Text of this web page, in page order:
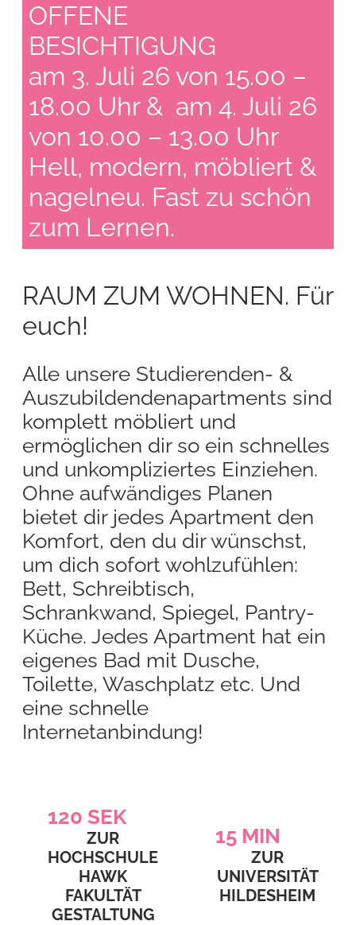
OFFENE
BESICHTIGUNG
am 3. Juli 26 von 15.00 –
18.00 Uhr & am 4. Juli 26
von 10.00 – 13.00 Uhr
Hell, modern, möbliert &
nagelneu. Fast zu schön
zum Lernen.
RAUM ZUM WOHNEN. Für
euch!
Alle unsere Studierenden- &
Auszubildendenapartments sind
komplett möbliert und
ermöglichen dir so ein schnelles
und unkompliziertes Einziehen.
Ohne aufwändiges Planen
bietet dir jedes Apartment den
Komfort, den du dir wünschst,
um dich sofort wohlzufühlen:
Bett, Schreibtisch,
Schrankwand, Spiegel, Pantry-
Küche. Jedes Apartment hat ein
eigenes Bad mit Dusche,
Toilette, Waschplatz etc. Und
eine schnelle
Internetanbindung!
120 SEK
ZUR
HOCHSCHULE
HAWK
FAKULTÄT
GESTALTUNG
15 MIN
ZUR
UNIVERSITÄT
HILDESHEIM